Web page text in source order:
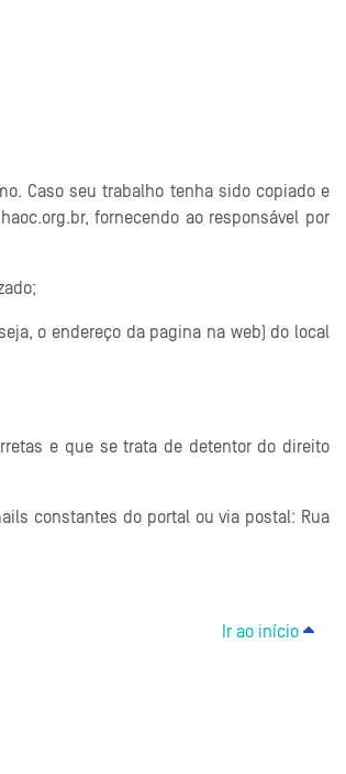
Caso seu trabalho tenha sido copiado e
fornecendo ao responsável por
o endereço da pagina na web) do local
e que se trata de detentor do direito
constantes do portal ou via postal: Rua
Ir ao início